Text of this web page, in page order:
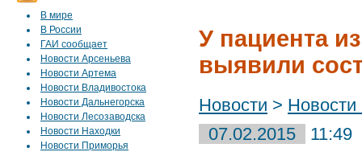
В мире
В России
ГАИ сообщает
Новости Арсеньева
Новости Артема
Новости Владивостока
Новости Дальнегорска
Новости Лесозаводска
Новости Находки
Новости Приморья
У пациента
выявили
Новости >
07.02.2015
11:49